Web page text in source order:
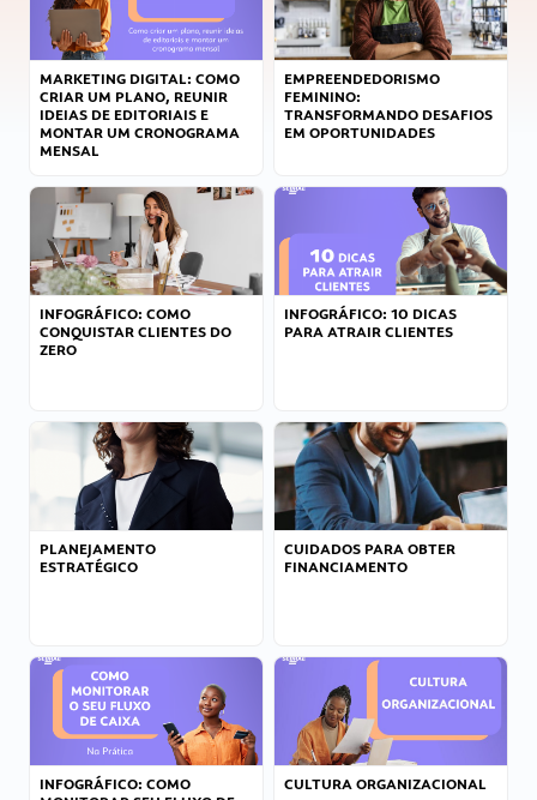
MARKETING DIGITAL: COMO
CRIAR UM PLANO, REUNIR
IDEIAS DE EDITORIAIS E
MONTAR UM CRONOGRAMA
MENSAL
EMPREENDEDORISMO
FEMININO:
TRANSFORMANDO DESAFIOS
EM OPORTUNIDADES
INFOGRÁFICO: COMO
CONQUISTAR CLIENTES DO
ZERO
INFOGRÁFICO: 10 DICAS
PARA ATRAIR CLIENTES
PLANEJAMENTO
ESTRATÉGICO
CUIDADOS PARA OBTER
FINANCIAMENTO
INFOGRÁFICO: COMO
CULTURA ORGANIZACIONAL